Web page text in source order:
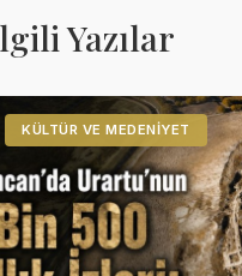
Yazılar
KÜLTÜR VE MEDENIYET